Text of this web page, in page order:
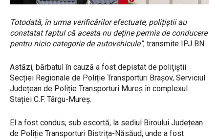
Totodată, în urma verificărilor efectuate, polițiștii au
constatat faptul că acesta nu deține permis de conducere
pentru nicio categorie de autovehicule”, transmite IPJ BN.
Astăzi, bărbatul în cauză a fost depistat de polițiștii
Secției Regionale de Poliție Transporturi Brașov, Serviciul
Județean de Poliție Transporturi Mureș în complexul
Stației C.F. Târgu-Mureș.
El a fost condus, sub escortă, la sediul Biroului Județean
de Poliție Transporturi Bistrița-Năsăud, unde a fost